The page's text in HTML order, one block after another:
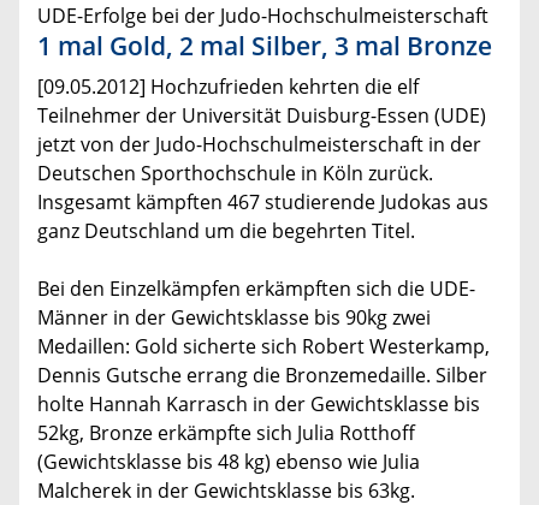
UDE-Erfolge bei der Judo-Hochschulmeisterschaft
1 mal Gold, 2 mal Silber, 3 mal Bronze
[09.05.2012] Hochzufrieden kehrten die elf
Teilnehmer der Universität Duisburg-Essen (UDE)
jetzt von der Judo-Hochschulmeisterschaft in der
Deutschen Sporthochschule in Köln zurück.
Insgesamt kämpften 467 studierende Judokas aus
ganz Deutschland um die begehrten Titel.
Bei den Einzelkämpfen erkämpften sich die UDE-
Männer in der Gewichtsklasse bis 90kg zwei
Medaillen: Gold sicherte sich Robert Westerkamp,
Dennis Gutsche errang die Bronzemedaille. Silber
holte Hannah Karrasch in der Gewichtsklasse bis
52kg, Bronze erkämpfte sich Julia Rotthoff
(Gewichtsklasse bis 48 kg) ebenso wie Julia
Malcherek in der Gewichtsklasse bis 63kg.